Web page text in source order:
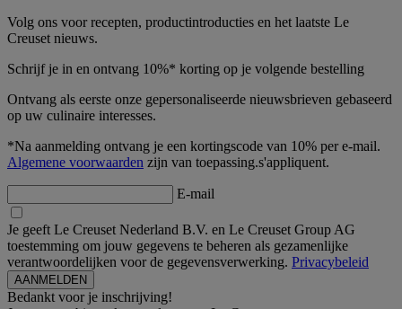
Volg ons voor recepten, productintroducties en het laatste Le
Creuset nieuws.
Schrijf je in en ontvang 10%* korting op je volgende bestelling
Ontvang als eerste onze gepersonaliseerde nieuwsbrieven gebaseerd
op uw culinaire interesses.
*Na aanmelding ontvang je een kortingscode van 10% per e-mail.
Algemene voorwaarden zijn van toepassing.s'appliquent.
E-mail
Je geeft Le Creuset Nederland B.V. en Le Creuset Group AG
toestemming om jouw gegevens te beheren als gezamenlijke
verantwoordelijken voor de gegevensverwerking. Privacybeleid
Bedankt voor je inschrijving!